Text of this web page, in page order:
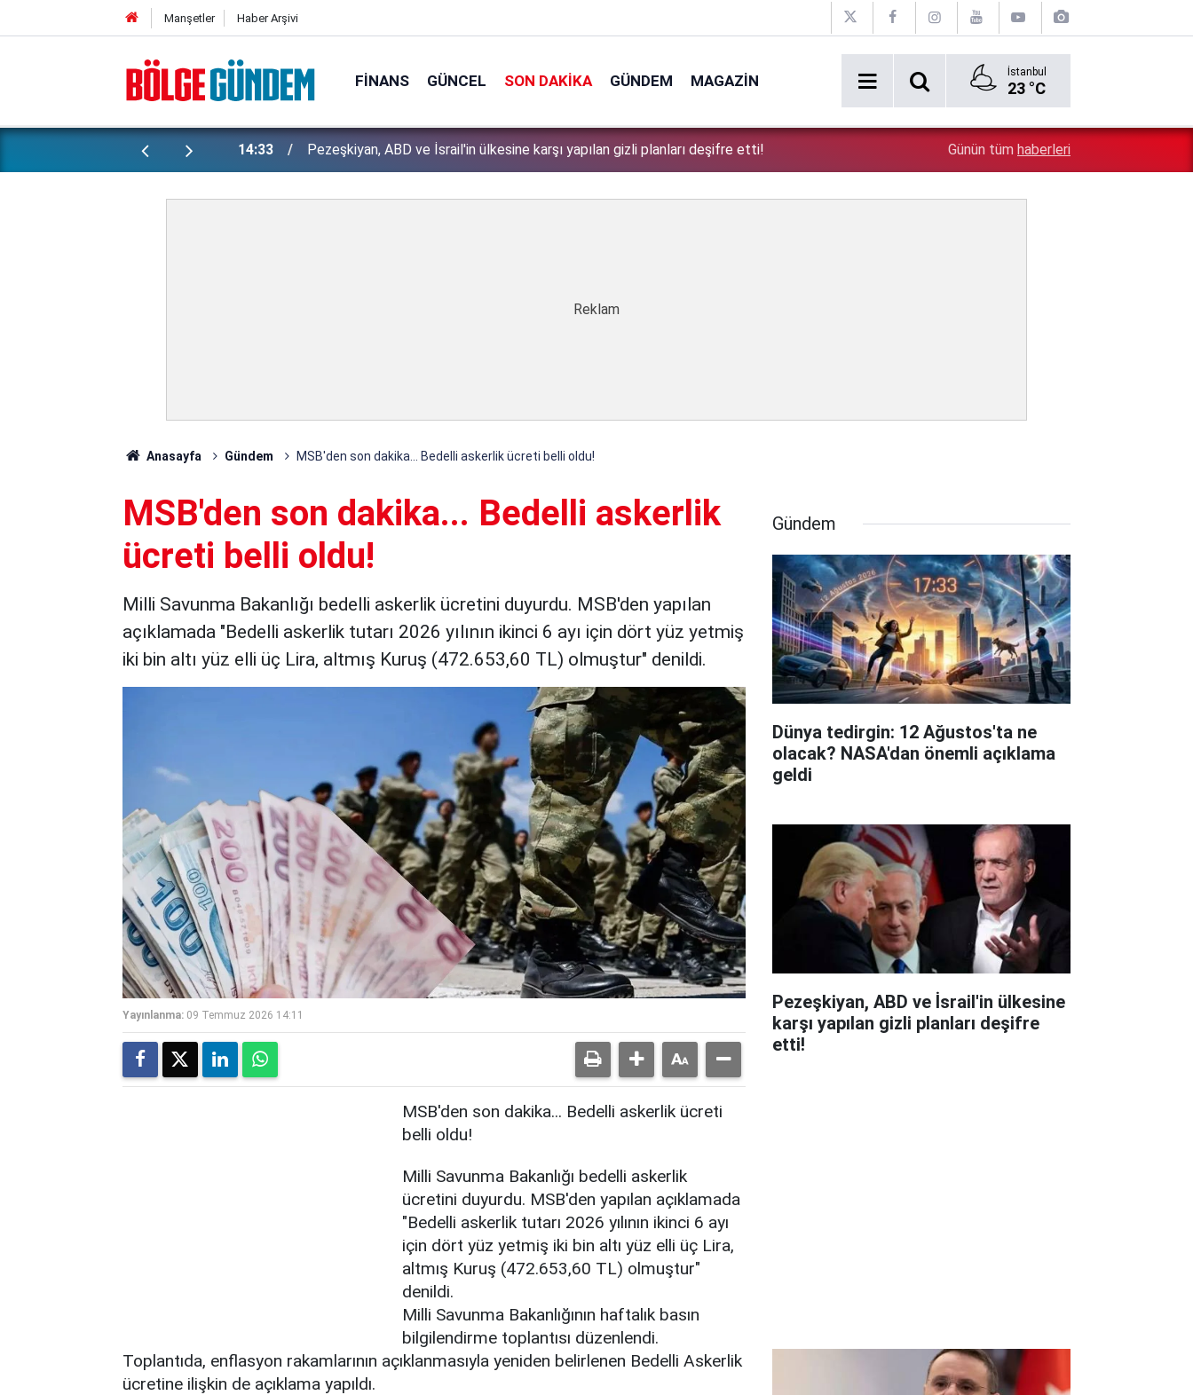
Manşetler Haber Arşivi
FINANS GÜNCEL SON DAKIKA GÜNDEM MAGAZIN İstanbul
23 °C
yapılan gizli planları deşifre etti! 13:29
Bakan Gürlek tek tek açıkladı: Çerçeve yasa'dan kimler faydalanamayacak?
İşte detaylar...
Özgür Özel'e şok! Yüzde 50 ile kazandıkları il, CHP'de
Günün tüm haberleri
Anasayfa Gündem MSB'den son dakika... Bedelli askerlik ücreti belli oldu!
MSB'den son dakika... Bedelli askerlik
ücreti belli oldu!
Milli Savunma Bakanlığı bedelli askerlik ücretini duyurdu. MSB'den yapılan
açıklamada "Bedelli askerlik tutarı 2026 yılının ikinci 6 ayı için dört yüz yetmiş
iki bin altı yüz elli üç Lira, altmış Kuruş (472.653,60 TL) olmuştur" denildi.
Yayınlanma: 09 Temmuz 2026 14:11
MSB'den son dakika... Bedelli askerlik ücreti
belli oldu!
Milli Savunma Bakanlığı bedelli askerlik
ücretini duyurdu. MSB'den yapılan açıklamada
"Bedelli askerlik tutarı 2026 yılının ikinci 6 ayı
için dört yüz yetmiş iki bin altı yüz elli üç Lira,
altmış Kuruş (472.653,60 TL) olmuştur"
denildi.
Milli Savunma Bakanlığının haftalık basın
bilgilendirme toplantısı düzenlendi.
Toplantıda, enflasyon rakamlarının açıklanmasıyla yeniden belirlenen Bedelli Askerlik
ücretine ilişkin de açıklama yapıldı.
Gündem
Dünya tedirgin: 12 Ağustos'ta ne
olacak? NASA'dan önemli açıklama
geldi
Pezeşkiyan, ABD ve İsrail'in ülkesine
karşı yapılan gizli planları deşifre
etti!